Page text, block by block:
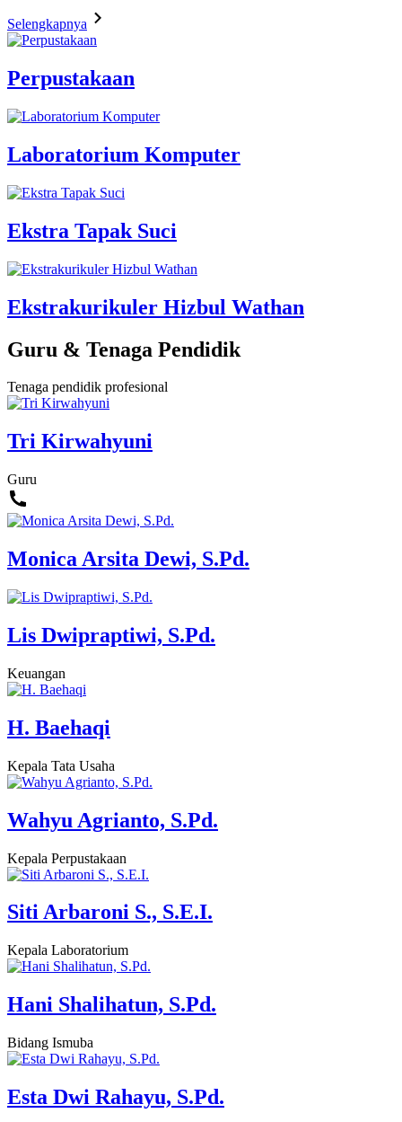
Selengkapnya
Perpustakaan
Laboratorium Komputer
Ekstra Tapak Suci
Ekstrakurikuler Hizbul Wathan
Guru & Tenaga Pendidik
Tenaga pendidik profesional
Tri Kirwahyuni
Guru
Monica Arsita Dewi, S.Pd.
Lis Dwipraptiwi, S.Pd.
Keuangan
H. Baehaqi
Kepala Tata Usaha
Wahyu Agrianto, S.Pd.
Kepala Perpustakaan
Siti Arbaroni S., S.E.I.
Kepala Laboratorium
Hani Shalihatun, S.Pd.
Bidang Ismuba
Esta Dwi Rahayu, S.Pd.